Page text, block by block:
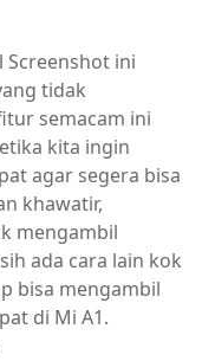
ini
tidak
semacam ini
kita ingin
agar segera bisa
khawatir,
mengambil
ada cara lain kok
bisa mengambil
di Mi A1.